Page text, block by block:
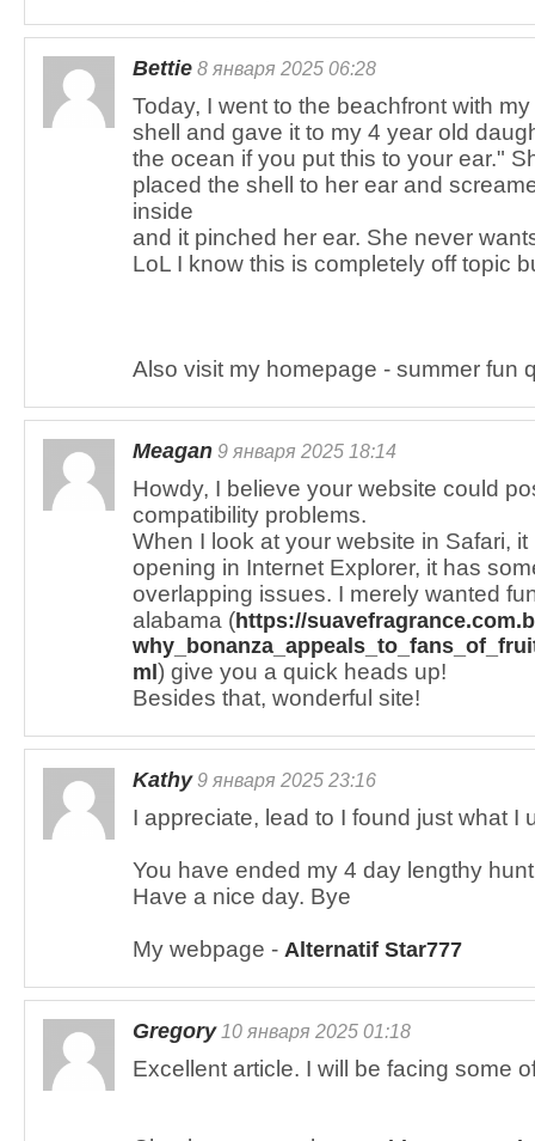
Bettie 8 января 2025 06:28
Today, I went to the beachfront with
shell and gave it to my 4 year old
the ocean if you put this to your ear."
placed the shell to her ear and
inside
and it pinched her ear. She never
LoL I know this is completely off topic
Also visit my homepage - summer fun
Meagan 9 января 2025 18:14
Howdy, I believe your website could
compatibility problems.
When I look at your website in Safari,
opening in Internet Explorer, it has
overlapping issues. I merely wanted
alabama (https://
ml ) give you a quick heads up!
Besides that, wonderful site!
Kathy9 января 2025 23:16
I appreciate, lead to I found just what I
You have ended my 4 day lengthy
Have a nice day. Bye
My webpage - Alternatif Star777
Gregory10 января 2025 01:18
Excellent article. I will be facing some